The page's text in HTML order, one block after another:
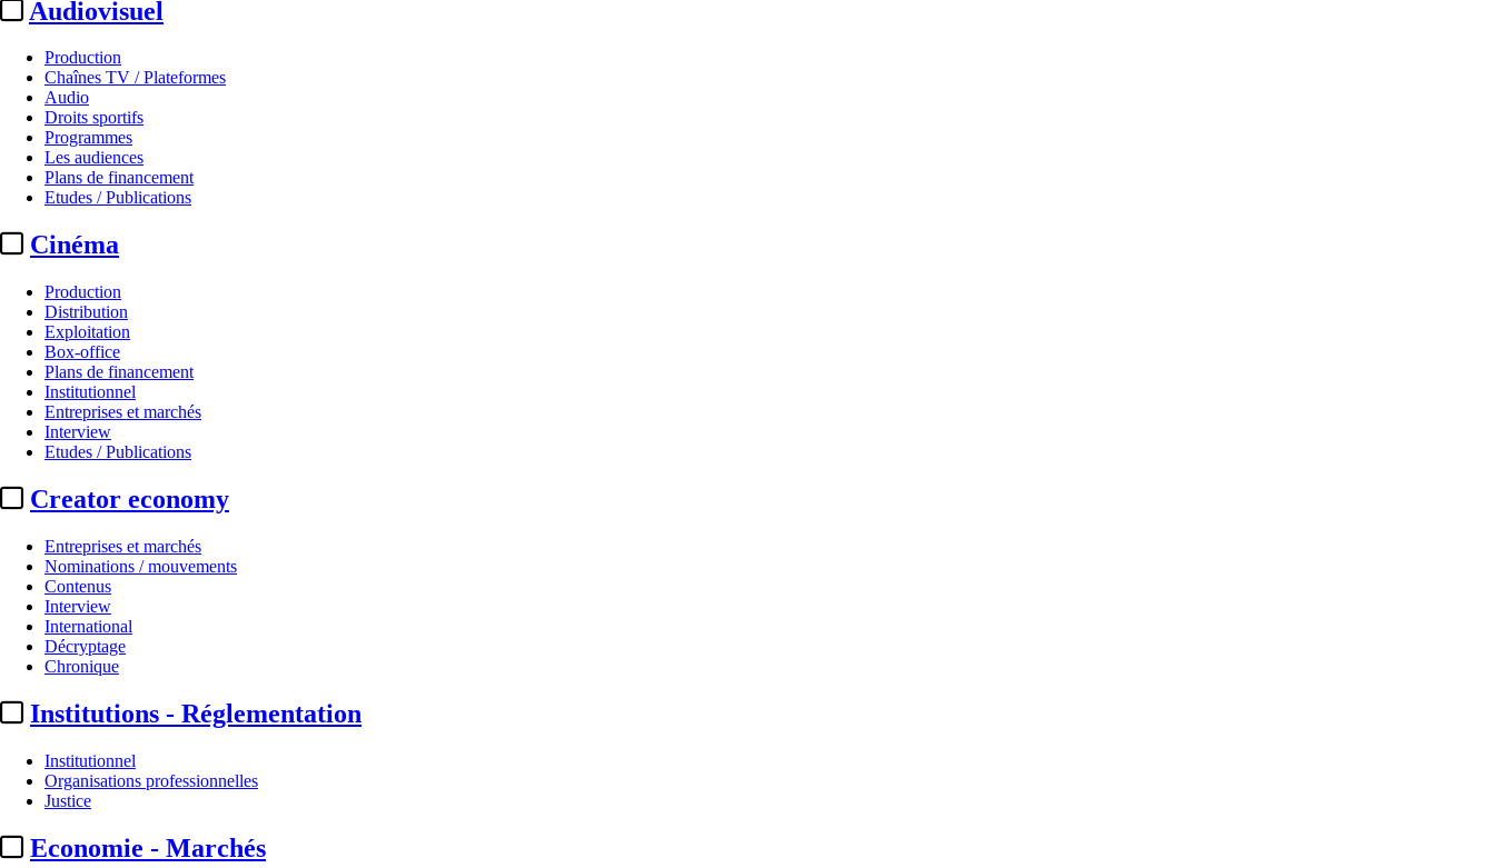
Audiovisuel
Production
Chaînes TV / Plateformes
Audio
Droits sportifs
Programmes
Les audiences
Plans de financement
Etudes / Publications
Cinéma
Production
Distribution
Exploitation
Box-office
Plans de financement
Institutionnel
Entreprises et marchés
Interview
Etudes / Publications
Creator economy
Entreprises et marchés
Nominations / mouvements
Contenus
Interview
International
Décryptage
Chronique
Institutions - Réglementation
Institutionnel
Organisations professionnelles
Justice
Economie - Marchés
A la Une
Fête du cinéma 2026 :
Par
Julie Souvestre